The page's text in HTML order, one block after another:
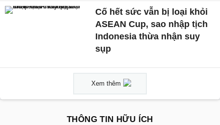
Cố hết sức vẫn bị loại khỏi
ASEAN Cup, sao nhập tịch
Indonesia thừa nhận suy
sụp
Xem thêm
THÔNG TIN HỮU ÍCH